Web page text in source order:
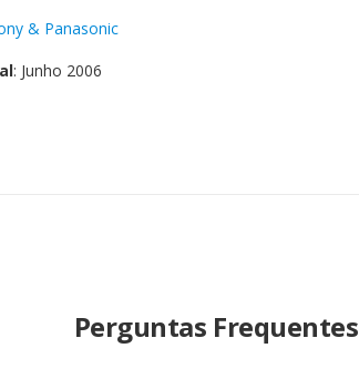
& Panasonic
: Junho 2006
Perguntas Frequentes